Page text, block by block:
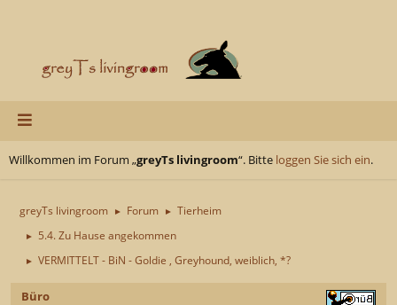
Willkommen im Forum „greyTs livingroom“. Bitte loggen Sie sich ein.
greyTs livingroom ► Forum ► Tierheim
► 5.4. Zu Hause angekommen
► VERMITTELT - BiN - Goldie , Greyhound, weiblich, *?
Büro